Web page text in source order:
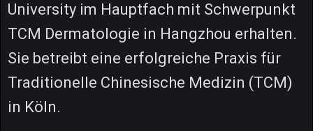
University im Hauptfach mit Schwerpunkt
TCM Dermatologie in Hangzhou erhalten.
Sie betreibt eine erfolgreiche Praxis für
Traditionelle Chinesische Medizin (TCM)
in Köln.